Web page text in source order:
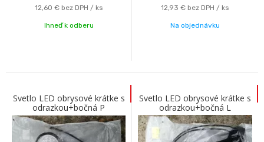
12,60 € bez DPH / ks
Ihneď k odberu
12,93 € bez DPH / ks
Na objednávku
Svetlo LED obrysové krátke s
odrazkou+bočná P
Svetlo LED obrysové krátke s
odrazkou+bočná L